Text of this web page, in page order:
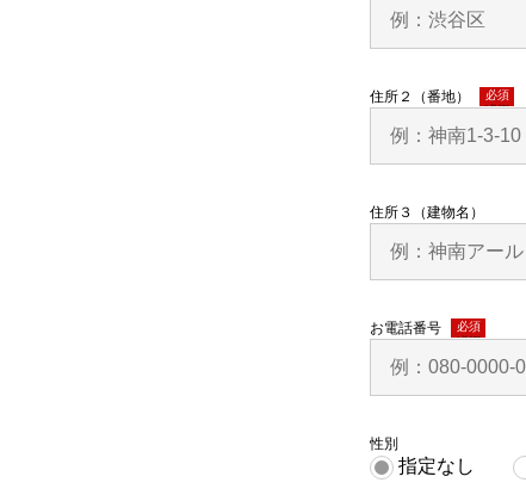
住所２（番地）
(必須)
住所３（建物名）
お電話番号
(必須)
性別
指定なし